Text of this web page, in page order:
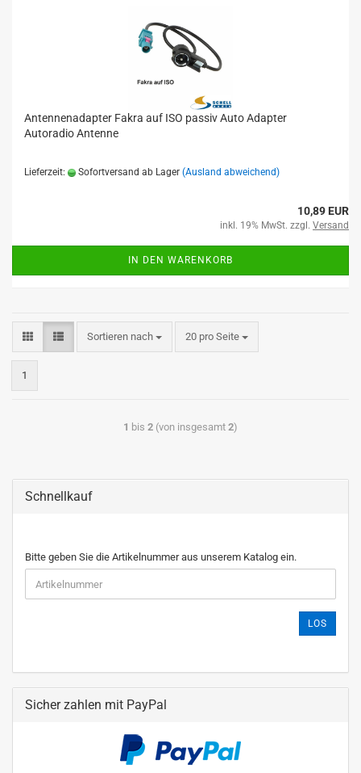
Antennenadapter Fakra auf ISO passiv Auto Adapter
Autoradio Antenne
Lieferzeit: Sofortversand ab Lager (Ausland abweichend)
10,89 EUR
inkl. 19% MwSt. zzgl. Versand
IN DEN WARENKORB
Sortieren nach 20 pro Seite
1
1 bis 2 (von insgesamt 2)
Schnellkauf
Bitte geben Sie die Artikelnummer aus unserem Katalog ein.
LOS
Sicher zahlen mit PayPal